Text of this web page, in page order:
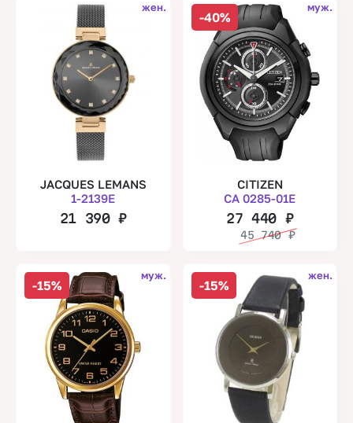
жен.
JACQUES LEMANS
1-2139E
21 390₽
-40%
муж.
CITIZEN
CA 0285-01E
27 440 ₽
45 740₽
-15%
муж.
-15%
жен.